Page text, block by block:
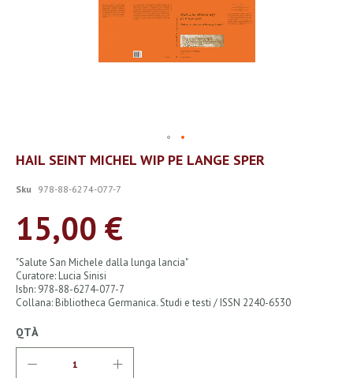
Vai
all'inizio
galleria
immagini
HAIL SEINT MICHEL WIP PE LANGE SPER
Sku 978-88-6274-077-7
15,00 €
"Salute San Michele dalla lunga lancia"
Curatore: Lucia Sinisi
Isbn: 978-88-6274-077-7
Collana: Bibliotheca Germanica. Studi e testi / ISSN 2240-6530
QTÀ